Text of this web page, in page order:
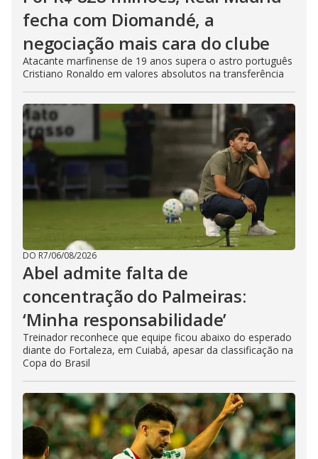
fecha com Diomandé, a
negociação mais cara do clube
Atacante marfinense de 19 anos supera o astro português
Cristiano Ronaldo em valores absolutos na transferência
DO R7/06/08/2026
Abel admite falta de
concentração do Palmeiras:
‘Minha responsabilidade’
Treinador reconhece que equipe ficou abaixo do esperado
diante do Fortaleza, em Cuiabá, apesar da classificação na
Copa do Brasil